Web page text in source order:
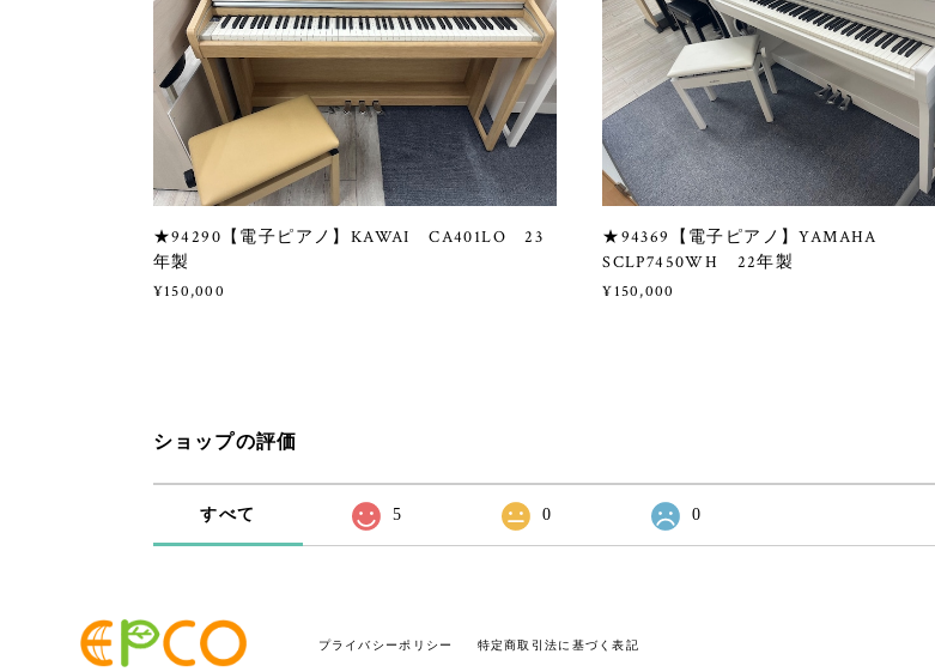
★94290【電子ピアノ】KAWAI CA401LO 23
年製
¥150,000
★94369【電子ピアノ】YAMAHA
SCLP7450WH 22年製
¥150,000
ショップの評価
すべて 5 0 0
プライバシーポリシー 特定商取引法に基づく表記